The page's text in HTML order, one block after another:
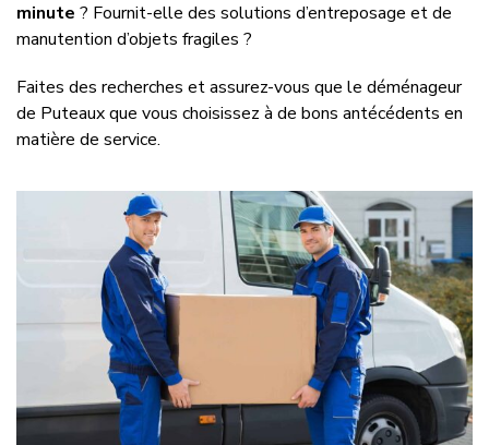
minute ? Fournit-elle des solutions d’entreposage et de
manutention d’objets fragiles ?
Faites des recherches et assurez-vous que le déménageur
de Puteaux que vous choisissez à de bons antécédents en
matière de service.